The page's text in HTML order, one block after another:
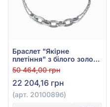
Браслет "Якірне
плетіння" з білого золота
585°, арт. 2010089б
50 464,00 грн
22 204,16 грн
(арт. 2010089б)